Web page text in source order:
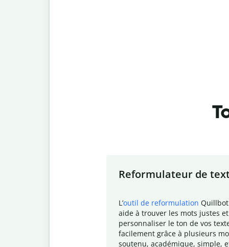
Reformulateur de
L ’outil de reformulation
aide à trouver les mots justes
personnaliser le ton de vos
facilement grâce à plusieurs
soutenu, académique, simple,